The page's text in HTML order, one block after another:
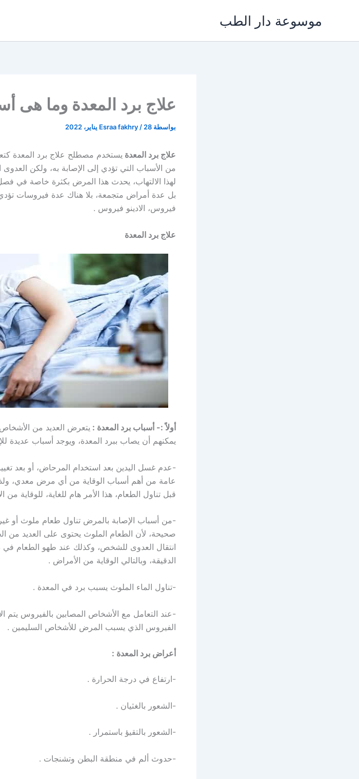
موسوعة دار الطب
علاج برد المعدة وما هى
بواسطة Esraa fakhry / 28 يناير، 2022
علاج برد المعدة يستخدم مصطلح علاج برد المعدة
من الأسباب التي تؤدي إلى الإصابة به، ولكن
لهذا الالتهاب، يحدث هذا المرض بكثرة خاصة في
بل عدة أمراض متجمعة، بلا هناك عدة فيروسات تؤدي
فيروس، الادينو فيروس .
علاج برد المعدة
أولاً :- أسباب برد المعدة : يتعرض العديد من الأشخاص
يمكنهم أن يصاب ببرد المعدة، ويوجد أسباب عديدة
-عدم غسل اليدين بعد استخدام المرحاض، أو بعد
عامة من أهم أسباب الوقاية من أي مرض معدي،
قبل تناول الطعام، هذا الأمر هام للغاية، للوقاية من
-من أسباب الإصابة بالمرض تناول طعام ملوث أو
صحيحة، لأن الطعام الملوث يحتوى على العديد من
انتقال العدوى للشخص، وكذلك عند طهو الطعام في
الدقيقة، وبالتالي الوقاية من الأمراض .
-تناول الماء الملوث يسبب برد في المعدة .
-عند التعامل مع الأشخاص المصابين بالفيروس يتم
الفيروس الذي يسبب المرض للأشخاص السليمين .
أعراض برد المعدة :
-ارتفاع في درجة الحرارة .
-الشعور بالغثيان .
-الشعور بالتقيؤ باستمرار .
-حدوث ألم في منطقة البطن وتشنجات .